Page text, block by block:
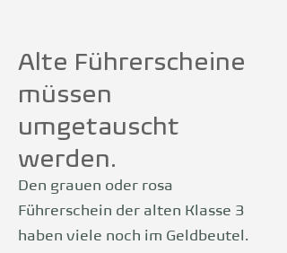
Alte Führerscheine
müssen
umgetauscht
werden.
Den grauen oder rosa
Führerschein der alten Klasse 3
haben viele noch im Geldbeutel.